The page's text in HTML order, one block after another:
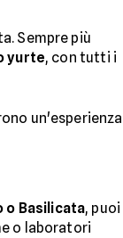
Sempre più
yurte, con tutti i
un'esperienza
o Basilicata, puoi
o laboratori